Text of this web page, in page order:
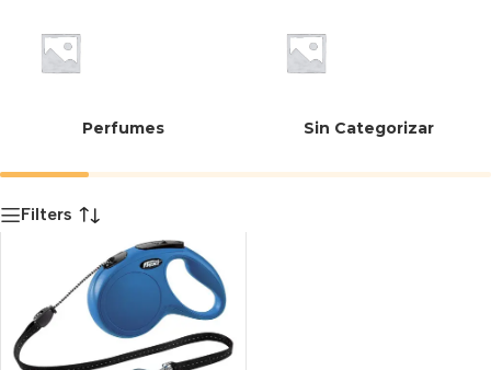
Perfumes Sin Categorizar
Filters